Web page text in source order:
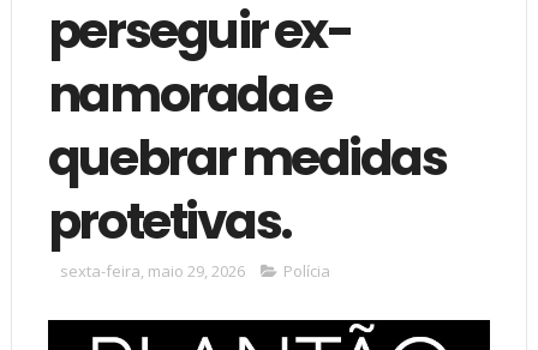
perseguir ex-
namorada e
quebrar medidas
protetivas.
sexta-feira, maio 29, 2026 Polícia